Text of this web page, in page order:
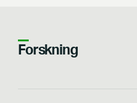
Forskning